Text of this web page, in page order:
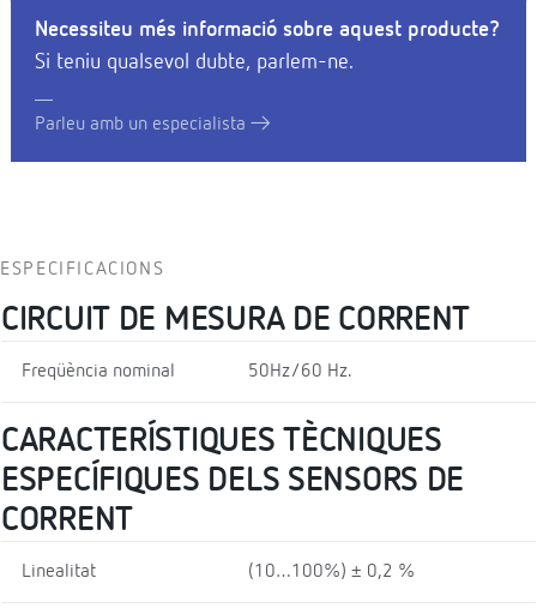
Necessiteu més informació sobre aquest producte?
Si teniu qualsevol dubte, parlem-ne.
Parleu amb un especialista
ESPECIFICACIONS
CIRCUIT DE MESURA DE CORRENT
Freqüència nominal 50Hz/60 Hz.
CARACTERÍSTIQUES TÈCNIQUES
ESPECÍFIQUES DELS SENSORS DE
CORRENT
Linealitat (10…100%) ± 0,2 %